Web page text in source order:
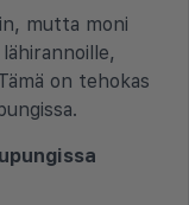
mutta moni
on tehokas